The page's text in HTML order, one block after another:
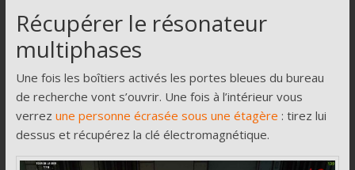
Récupérer le résonateur
multiphases
Une fois les boîtiers activés les portes bleues du bureau
de recherche vont s’ouvrir. Une fois à l’intérieur vous
verrez une personne écrasée sous une étagère : tirez lui
dessus et récupérez la clé électromagnétique.